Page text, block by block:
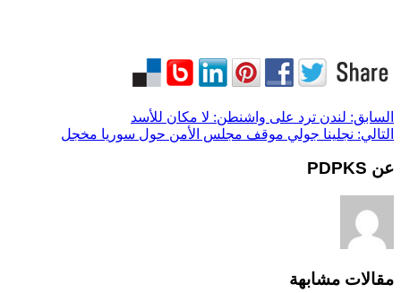
السابق: لندن ترد على واشنطن: لا مكان للأسد
التالي: نجلينا جولي موقف مجلس الأمن حول سوريا مخجل
عن PDPKS
مقالات مشابهة